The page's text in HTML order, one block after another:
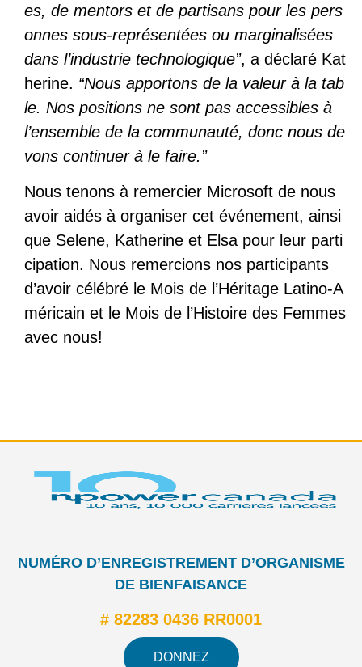
es, de mentors et de partisans pour les pers
onnes sous-représentées ou marginalisées
dans l’industrie technologique”, a déclaré Kat
herine. “Nous apportons de la valeur à la tab
le. Nos positions ne sont pas accessibles à
l’ensemble de la communauté, donc nous de
vons continuer à le faire.”
Nous tenons à remercier Microsoft de nous
avoir aidés à organiser cet événement, ainsi
que Selene, Katherine et Elsa pour leur parti
cipation. Nous remercions nos participants
d’avoir célébré le Mois de l’Héritage Latino-A
méricain et le Mois de l’Histoire des Femmes
avec nous!
NUMÉRO D’ENREGISTREMENT D’ORGANISME
DE BIENFAISANCE
# 82283 0436 RR0001
DONNEZ